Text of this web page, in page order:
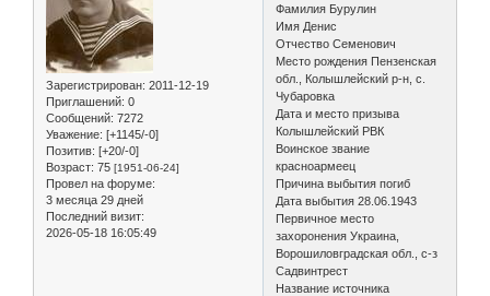
Зарегистрирован: 2011-12-19
Приглашений: 0
Сообщений: 7272
Уважение: [+1145/-0]
Позитив: [+20/-0]
Возраст: 75 [1951-06-24]
Провел на форуме:
3 месяца 29 дней
Последний визит:
2026-05-18 16:05:49
Фамилия Бурулин
Имя Денис
Отчество Семенович
Место рождения Пензенская
обл., Колышлейский р-н, с.
Чубаровка
Дата и место призыва
Колышлейский РВК
Воинское звание
красноармеец
Причина выбытия погиб
Дата выбытия 28.06.1943
Первичное место
захоронения Украина,
Ворошиловградская обл., с-з
Садвинтрест
Название источника